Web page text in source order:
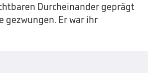
Durcheinander geprägt
gezwungen. Er war ihr